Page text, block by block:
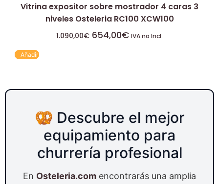
Vitrina expositor sobre mostrador 4 caras 3
niveles Osteleria RC100 XCW100
1.090,00€ 654,00€ IVA no Incl.
Añadir
🥨 Descubre el mejor
equipamiento para
churrería profesional
En Osteleria.com encontrarás una amplia